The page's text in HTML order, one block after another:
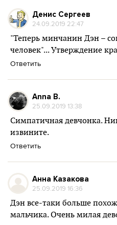
Денис Сергеев
24.09.2019 22:47
"Теперь минчанин Дэн –
человек"... Утверждение
Ответить
Anna B.
25.09.2019 13:38
Симпатичная девчонка.
извините.
Ответить
Анна Казакова
25.09.2019 16:36
Дэн все-таки больше
мальчика. Очень милая